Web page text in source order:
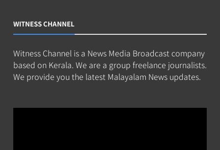
WITNESS CHANNEL
Witness Channel is a News Media Broadcast company
based on Kerala. We are a group freelance journalists.
We provide you the latest Malayalam News updates.